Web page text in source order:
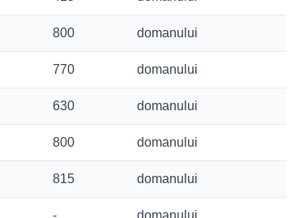
800 domanului
770 domanului
630 domanului
800 domanului
815 domanului
- domanului